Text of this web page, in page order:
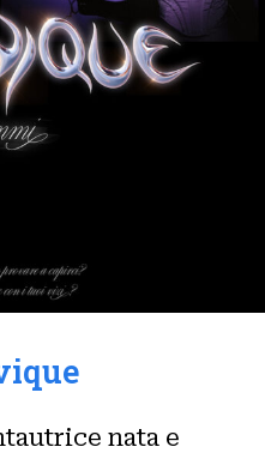
nata e